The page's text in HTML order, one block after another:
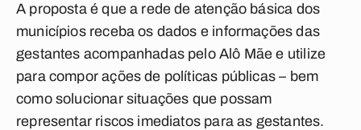
A proposta é que a rede de atenção básica dos
municípios receba os dados e informações das
gestantes acompanhadas pelo Alô Mãe e utilize
para compor ações de políticas públicas – bem
como solucionar situações que possam
representar riscos imediatos para as gestantes.